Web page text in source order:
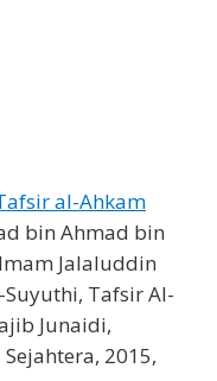
al-Ahkam
bin Ahmad bin
Jalaluddin
Tafsir Al-
Junaidi,
2015,